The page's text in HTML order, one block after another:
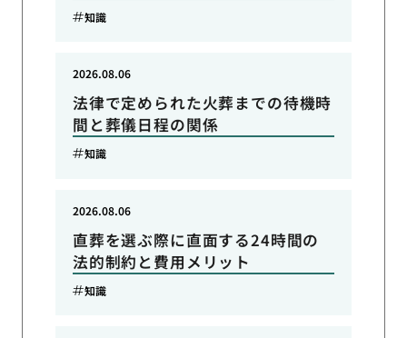
知識
法律で定められた火葬までの待機時
間と葬儀日程の関係
2026.08.06
知識
直葬を選ぶ際に直面する24時間の
法的制約と費用メリット
2026.08.06
知識